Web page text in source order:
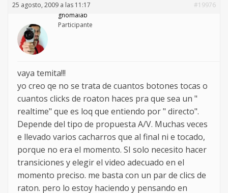
25 agosto, 2009 a las 11:17
#19976
gnomalab
Participante
vaya temita!!!
yo creo qe no se trata de cuantos botones tocas o
cuantos clicks de roaton haces pra que sea un "
realtime" que es loq que entiendo por " directo".
Depende del tipo de propuesta A/V. Muchas veces
e llevado varios cacharros que al final ni e tocado,
porque no era el momento. SI solo necesito hacer
transiciones y elegir el video adecuado en el
momento preciso. me basta con un par de clics de
raton. pero lo estoy haciendo y pensando en